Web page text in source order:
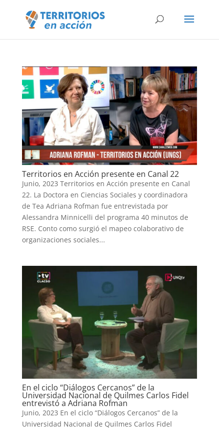
Territorios en Acción presente en Canal 22
Junio, 2023 Territorios en Acción presente en Canal
22. La Doctora en Ciencias Sociales y coordinadora
de Tea Adriana Rofman fue entrevistada por
Alessandra Minnicelli del programa 40 minutos de
RSE. Conto como surgió el mapeo colaborativo de
organizaciones sociales...
En el ciclo “Diálogos Cercanos” de la
Universidad Nacional de Quilmes Carlos Fidel
entrevistó a Adriana Rofman
Junio, 2023 En el ciclo “Diálogos Cercanos” de la
Universidad Nacional de Quilmes Carlos Fidel